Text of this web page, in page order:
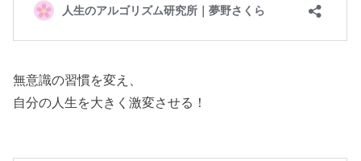
無意識の習慣を変え、
自分の人生を大きく激変させる！